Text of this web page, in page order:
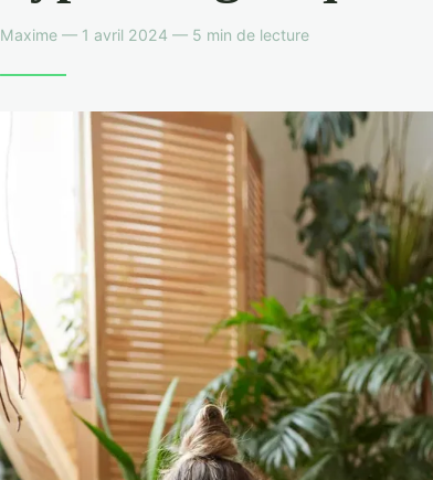
Maxime — 1 avril 2024 — 5 min de lecture